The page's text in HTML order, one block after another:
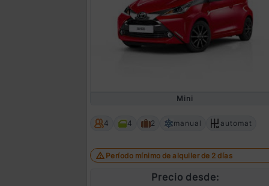
Mini
4 4 2 manual automat
Período mínimo de alquiler de 2 días
Precio desde: